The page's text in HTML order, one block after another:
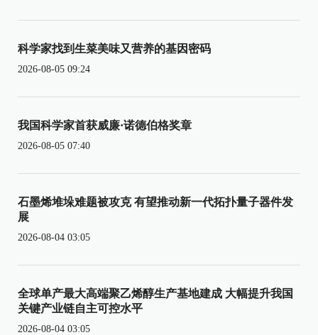
科学家找到生菜美味又营养的基因密码
2026-08-05 09:24
我国科学家首获威廉·诺德伯格奖章
2026-08-05 07:40
石墨烯堆垛难题被攻克 有望推动新一代拓扑量子器件发
展
2026-08-04 03:05
全球单产最大高端聚乙烯醇生产基地建成 大幅提升我国
关键产业链自主可控水平
2026-08-04 03:05